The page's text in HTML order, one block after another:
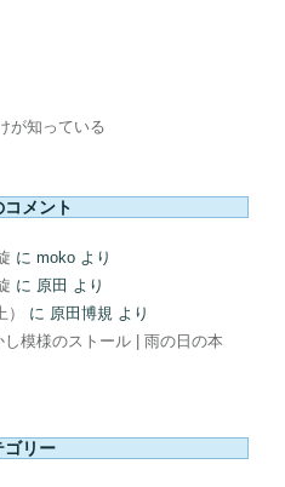
が知っている
メント
に moko より
に 原田 より
に 原田博規 より
し模様のストール | 雨の日の本
ゴリー